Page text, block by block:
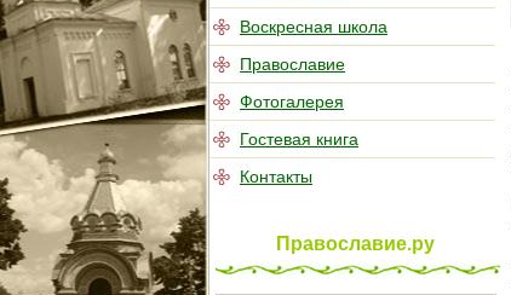
Воскресная школа
Православие
Фотогалерея
Гостевая книга
Контакты
Православие.ру